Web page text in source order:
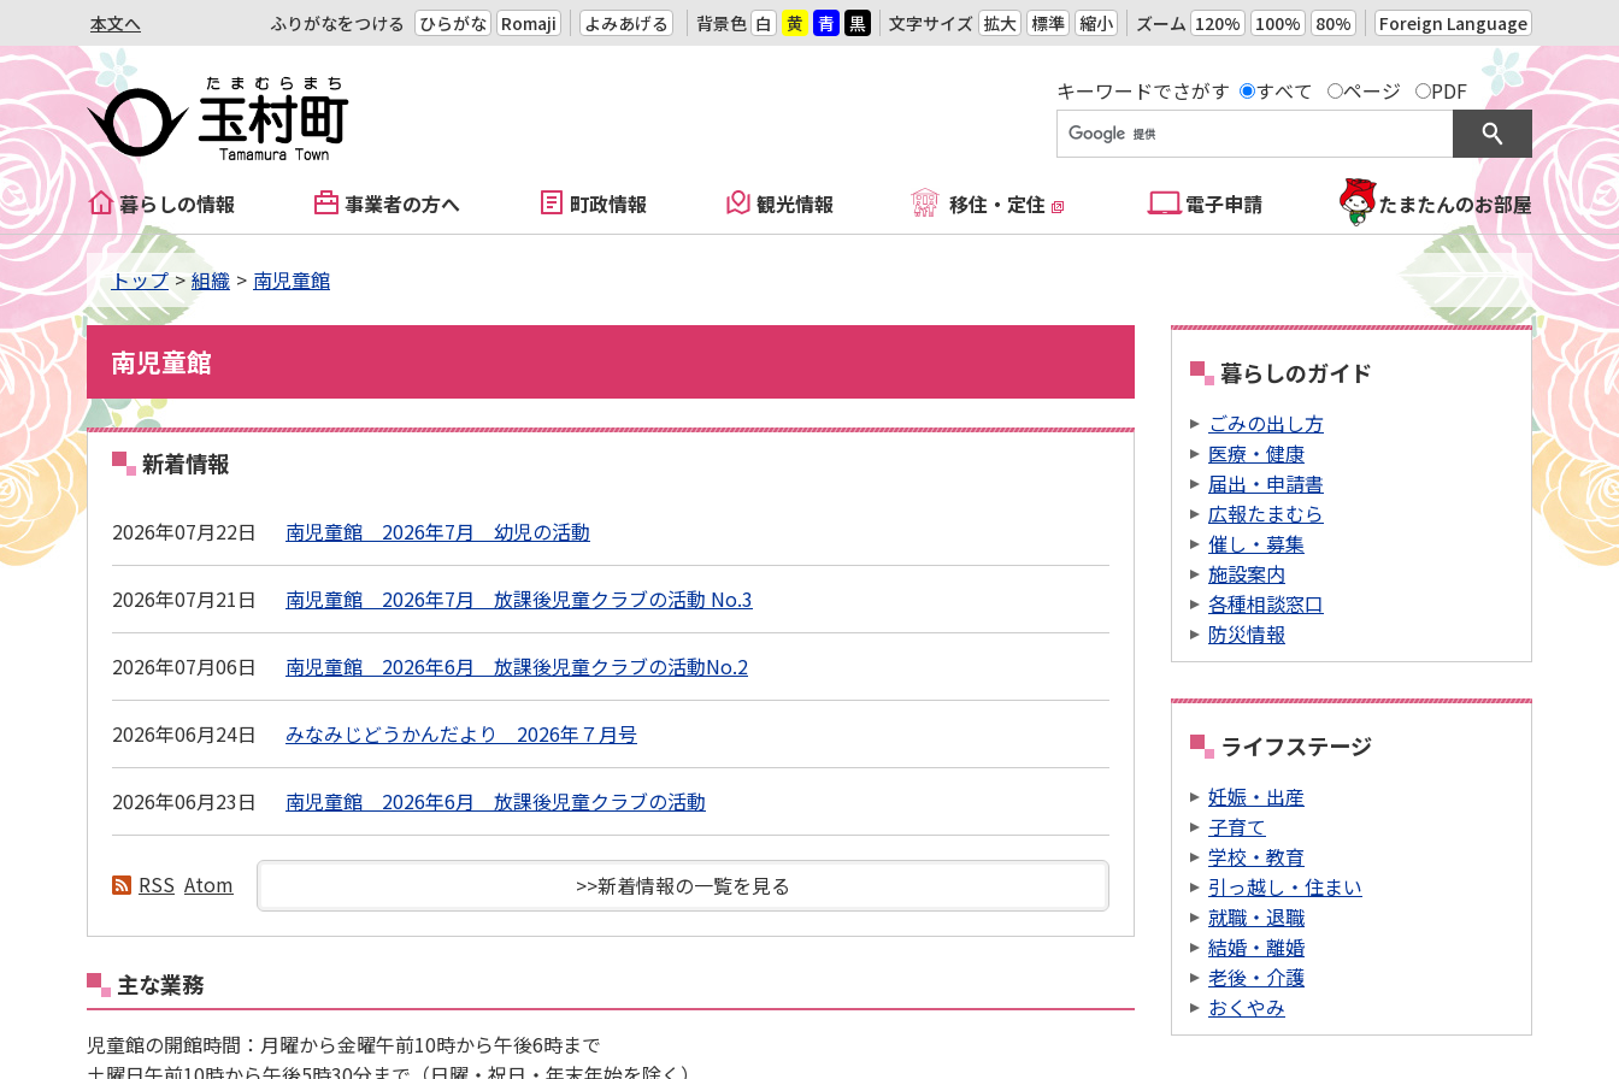
本文へ ふりがなをつける ひらがな Romaji よみあげる 背景色 白 黄 青 黒 文字サイズ 拡大 標準 縮小 ズーム 120% 100% 80% Foreign Language
キーワードでさがす すべて ページ PDF
暮らしの情報 事業者の方へ 町政情報 観光情報 移住・定住 電子申請 たまたんのお部屋
トップ 組織 南児童館
南児童館
RSS Atom
新着情報
2026年07月22日 南児童館 2026年7月 幼児の活動
2026年07月21日 南児童館 2026年7月 放課後児童クラブの活動 No.3
2026年07月06日 南児童館 2026年6月 放課後児童クラブの活動No.2
2026年06月24日 みなみじどうかんだより 2026年７月号
2026年06月23日 南児童館 2026年6月 放課後児童クラブの活動
>>新着情報の一覧を見る
主な業務
児童館の開館時間：月曜から金曜午前10時から午後6時まで
暮らしのガイド
ごみの出し方
医療・健康
届出・申請書
広報たまむら
催し・募集
施設案内
各種相談窓口
防災情報
ライフステージ
妊娠・出産
子育て
学校・教育
引っ越し・住まい
就職・退職
結婚・離婚
老後・介護
おくやみ